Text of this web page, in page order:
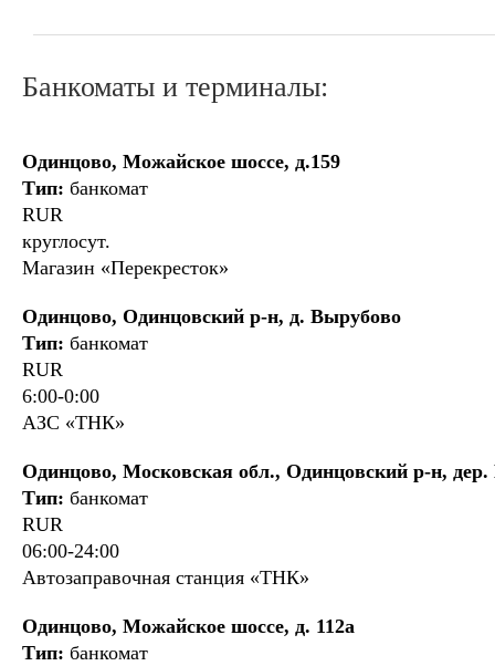
Банкоматы и терминалы:
Одинцово, Можайское шоссе, д.159
Тип: банкомат
RUR
круглосут.
Магазин «Перекресток»
Одинцово, Одинцовский р-н, д. Вырубово
Тип: банкомат
RUR
6:00-0:00
АЗС «ТНК»
Одинцово, Московская обл., Одинцовский р-н,
Тип: банкомат
RUR
06:00-24:00
Автозаправочная станция «ТНК»
Одинцово, Можайское шоссе, д. 112а
Тип: банкомат